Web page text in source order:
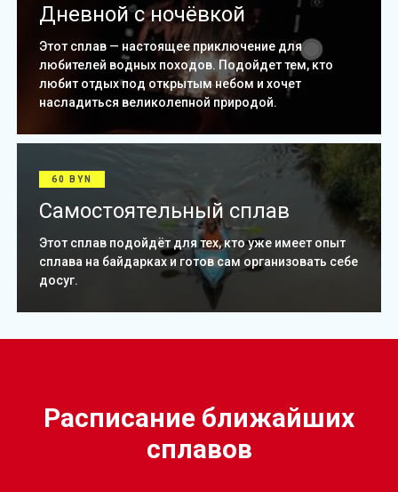
Дневной с ночёвкой
Этот сплав — настоящее приключение для
любителей водных походов. Подойдет тем, кто
любит отдых под открытым небом и хочет
насладиться великолепной природой.
60 BYN
Самостоятельный сплав
Этот сплав подойдёт для тех, кто уже имеет опыт
сплава на байдарках и готов сам организовать себе
досуг.
Расписание ближайших
сплавов